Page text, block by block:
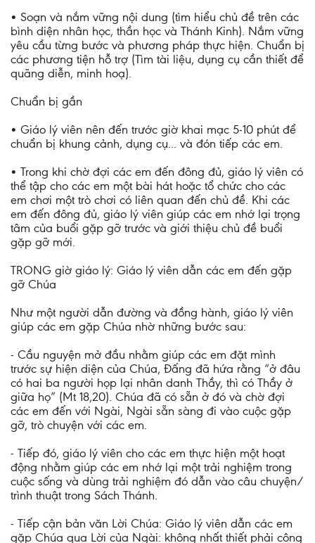
• Soạn và nắm vững nội dung (tìm hiểu chủ đề trên các
bình diện nhân học, thần học và Thánh Kinh). Nắm vững
yêu cầu từng bước và phương pháp thực hiện. Chuẩn bị
các phương tiện hỗ trợ (Tìm tài liệu, dụng cụ cần thiết để
quãng diễn, minh hoạ).
Chuẩn bị gần
• Giáo lý viên nên đến trước giờ khai mạc 5-10 phút để
chuẩn bị khung cảnh, dụng cụ... và đón tiếp các em.
• Trong khi chờ đợi các em đến đông đủ, giáo lý viên có
thể tập cho các em một bài hát hoặc tổ chức cho các
em chơi một trò chơi có liên quan đến chủ đề. Khi các
em đến đông đủ, giáo lý viên giúp các em nhớ lại trọng
tâm của buổi gặp gỡ trước và giới thiệu chủ đề buổi
gặp gỡ mới.
TRONG giờ giáo lý: Giáo lý viên dẫn các em đến gặp
gỡ Chúa
Như một người dẫn đường và đồng hành, giáo lý viên
giúp các em gặp Chúa nhờ những bước sau:
- Cầu nguyện mở đầu nhằm giúp các em đặt mình
trước sự hiện diện của Chúa, Đấng đã hứa rằng “ở đâu
có hai ba người họp lại nhân danh Thầy, thì có Thầy ở
giữa họ” (Mt 18,20). Chúa đã có sẵn ở đó và chờ đợi
các em đến với Ngài, Ngài sẵn sàng đi vào cuộc gặp
gỡ, trò chuyện với các em.
- Tiếp đó, giáo lý viên cho các em thực hiện một hoạt
động nhằm giúp các em nhớ lại một trải nghiệm trong
cuộc sống và dùng trải nghiệm đó dẫn vào câu chuyện/
trình thuật trong Sách Thánh.
- Tiếp cận bản văn Lời Chúa: Giáo lý viên dẫn các em
gặp Chúa qua Lời của Ngài: không nhất thiết phải công